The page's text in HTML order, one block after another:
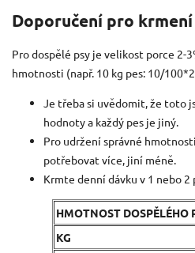
Doporučení pro krmení
Pro dospělé psy je velikost porce 2-
hmotnosti (např. 10 kg pes: 10/
Je třeba si uvědomit, že toto
hodnoty a každý pes je jiný.
Pro udržení správné
potřebovat více, jiní méně.
Krmte denní dávku v 1 nebo
HMOTNOST DOSPĚLÉHO
KG